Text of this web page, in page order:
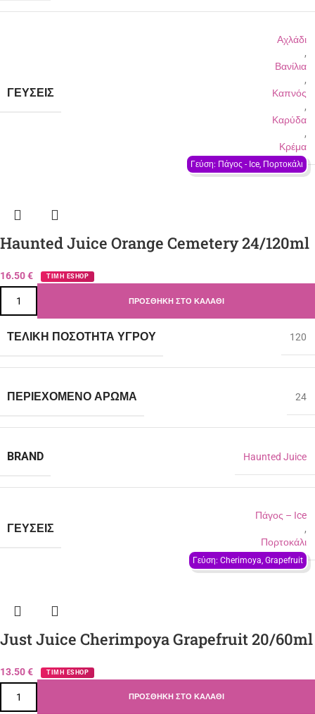
ΓΕΎΣΕΙΣ
Αχλάδι
,
Βανίλια
,
Καπνός
,
Καρύδα
,
Κρέμα
Γεύση: Πάγος - Ιce, Πορτοκάλι
Haunted Juice Orange Cemetery 24/120ml
16.50€ ΤΙΜΗ ESHOP
ΠΡΟΣΘΉΚΗ ΣΤΟ ΚΑΛΆΘΙ
ΤΕΛΙΚΉ ΠΟΣΌΤΗΤΑ ΥΓΡΟΎ 120
ΠΕΡΙΈΧΟΜΕΝΟ ΆΡΩΜΑ 24
BRAND Haunted Juice
ΓΕΎΣΕΙΣ
Πάγος – Ιce
,
Πορτοκάλι
Γεύση: Cherimoya, Grapefruit
Just Juice Cherimpoya Grapefruit 20/60ml
13.50€ ΤΙΜΗ ESHOP
ΠΡΟΣΘΉΚΗ ΣΤΟ ΚΑΛΆΘΙ